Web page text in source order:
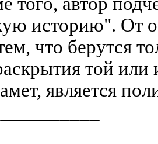
историю". От
что берутся
той
является